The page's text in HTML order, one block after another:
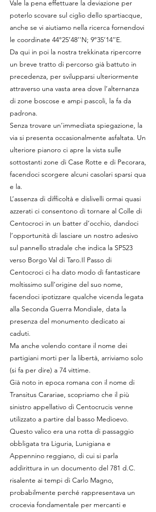
Vale la pena effettuare la deviazione per
poterlo scovare sul ciglio dello spartiacque,
anche se vi aiutiamo nella ricerca fornendovi
le coordinate 44°25’48’'N; 9°35’14’’E.
Da qui in poi la nostra trekkinata ripercorre
un breve tratto di percorso già battuto in
precedenza, per svilupparsi ulteriormente
attraverso una vasta area dove l’alternanza
di zone boscose e ampi pascoli, la fa da
padrona.
Senza trovare un’immediata spiegazione, la
via si presenta occasionalmente asfaltata. Un
ulteriore pianoro ci apre la vista sulle
sottostanti zone di Case Rotte e di Pecorara,
facendoci scorgere alcuni casolari sparsi qua
e la.
L’assenza di difficoltà e dislivelli ormai quasi
azzerati ci consentono di tornare al Colle di
Centocroci in un batter d’occhio, dandoci
l’opportunità di lasciare un nostro adesivo
sul pannello stradale che indica la SP523
verso Borgo Val di Taro.Il Passo di
Centocroci ci ha dato modo di fantasticare
moltissimo sull’origine del suo nome,
facendoci ipotizzare qualche vicenda legata
alla Seconda Guerra Mondiale, data la
presenza del monumento dedicato ai
caduti.
Ma anche volendo contare il nome dei
partigiani morti per la libertà, arriviamo solo
(si fa per dire) a 74 vittime.
Già noto in epoca romana con il nome di
Transitus Carariae, scopriamo che il più
sinistro appellativo di Centocrucis venne
utilizzato a partire dal basso Medioevo.
Questo valico era una rotta di passaggio
obbligata tra Liguria, Lunigiana e
Appennino reggiano, di cui si parla
addirittura in un documento del 781 d.C.
risalente ai tempi di Carlo Magno,
probabilmente perché rappresentava un
crocevia fondamentale per mercanti e